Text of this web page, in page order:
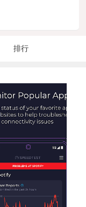
排行